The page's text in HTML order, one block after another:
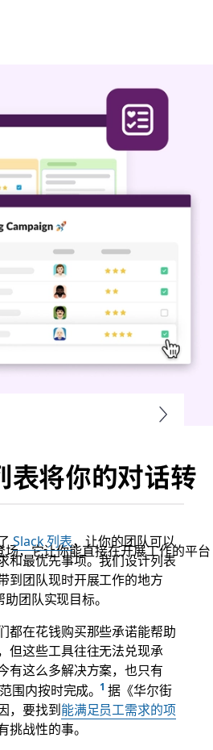
表将你的对话转
，它让你能直接在开展工作的平台
Slack 列表，让你的团队可以
和最优先事项。我们设计列表
到团队现时开展工作的地方
团队实现目标。
都在花钱购买那些承诺能帮助
但这些工具往往无法兑现承
有这么多解决方案，也只有
围内按时完成。 据《华尔街
，要找到能满足员工需求的项
挑战性的事。